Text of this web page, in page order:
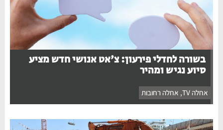
בשורה לחדלי פירעון: צ'אט אנושי חדש מציע
סיוע נגיש ומהיר
אחלה TV ,אחלה רחובות